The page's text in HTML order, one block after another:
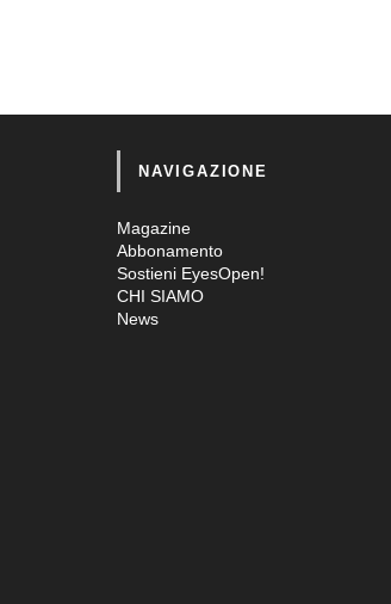
NAVIGAZIONE
Magazine
Abbonamento
Sostieni EyesOpen!
CHI SIAMO
News